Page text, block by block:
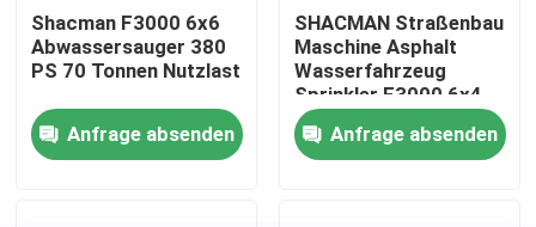
Werksbesichtigung
Kontakt mit uns
Shacman F3000 6x6
Abwassersauger 380
PS 70 Tonnen Nutzlast
Anfrage absenden
SHACMAN Straßenbau
Maschine Asphalt
Wasserfahrzeug
Sprinkler F3000 6x4
300HP 50T
Anfrage absenden